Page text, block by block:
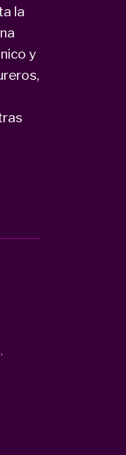
la
y